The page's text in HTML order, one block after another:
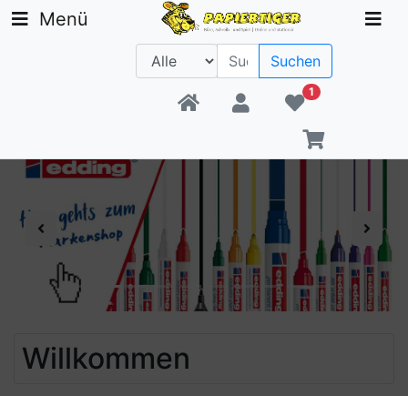
Beratung +49 30 1300 6481
Menü
Suchen
1
Previous Next
Willkommen